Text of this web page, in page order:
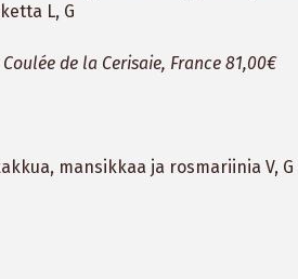
L, G
de la Cerisaie, France 81,00€
mansikkaa ja rosmariinia V, G